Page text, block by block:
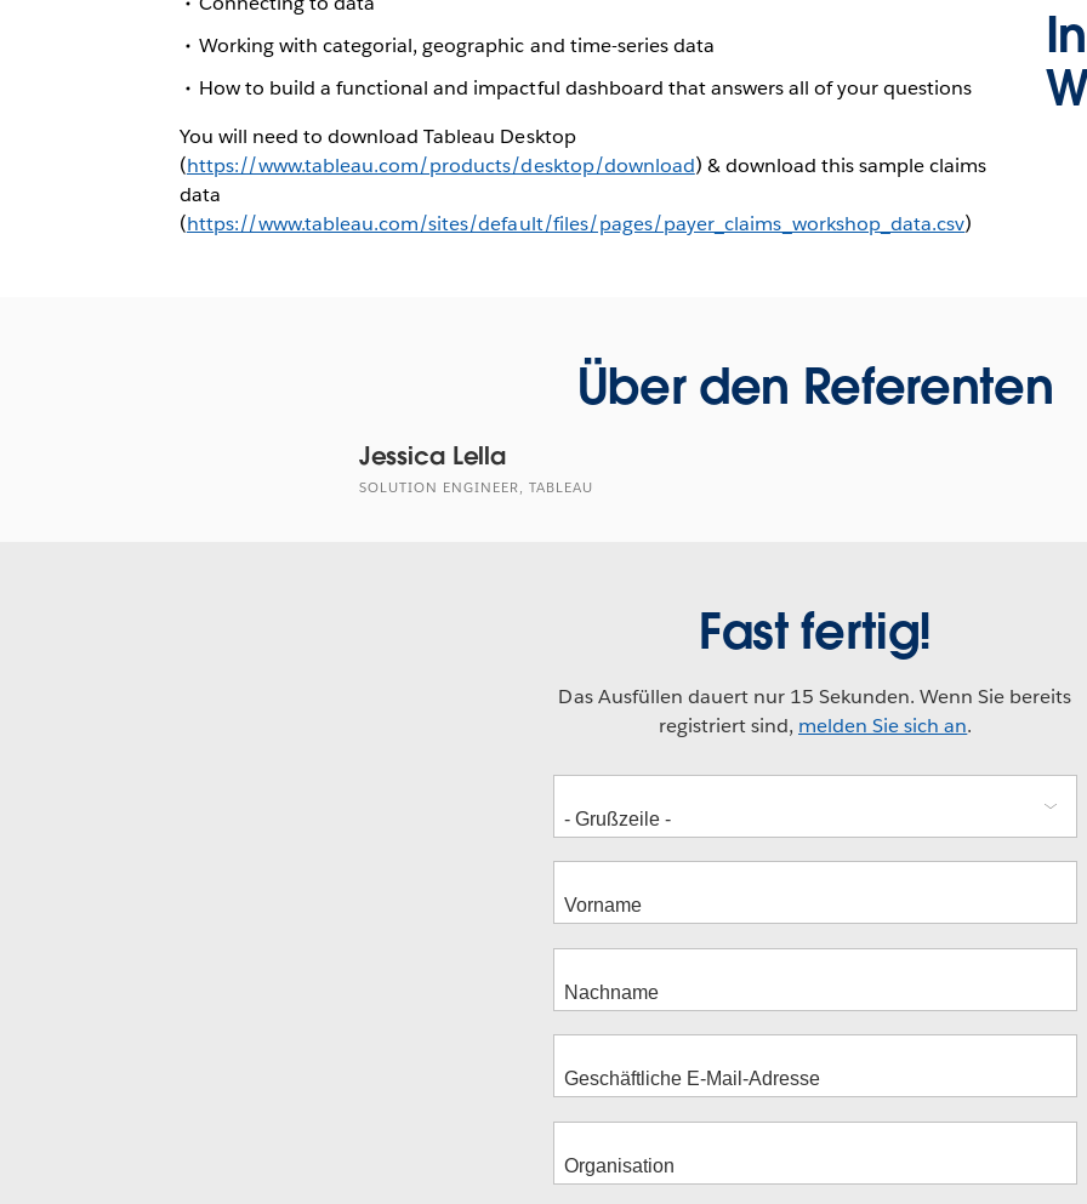
Working with categorial, geographic and time-series data
How to build a functional and impactful dashboard that answers all of your questions
You will need to download Tableau Desktop
(https://www.tableau.com/products/desktop/download) & download this sample claims
data
(https://www.tableau.com/sites/default/files/pages/payer_claims_workshop_data.csv)
Über den Referenten
Jessica Lella
SOLUTION ENGINEER, TABLEAU
Fast fertig!
Das Ausfüllen dauert nur 15 Sekunden. Wenn Sie bereits
registriert sind, melden Sie sich an.